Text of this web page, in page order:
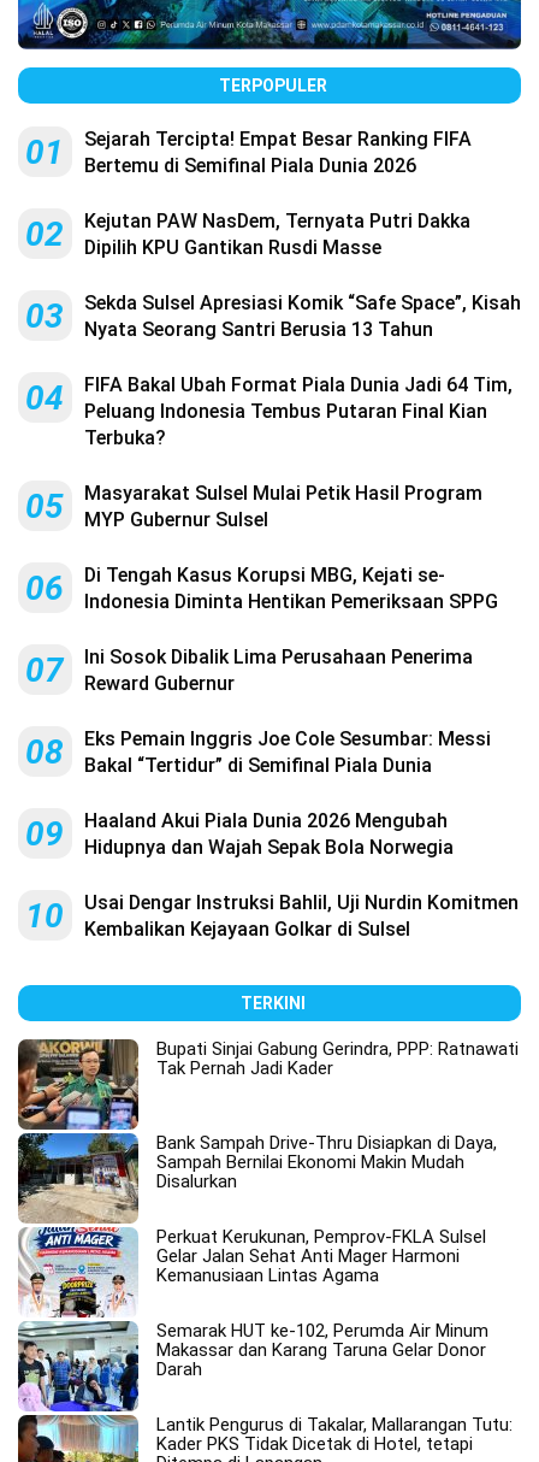
TERPOPULER
01
Sejarah Tercipta! Empat Besar Ranking FIFA
Bertemu di Semifinal Piala Dunia 2026
02
Kejutan PAW NasDem, Ternyata Putri Dakka
Dipilih KPU Gantikan Rusdi Masse
03
Sekda Sulsel Apresiasi Komik “Safe Space”, Kisah
Nyata Seorang Santri Berusia 13 Tahun
04
FIFA Bakal Ubah Format Piala Dunia Jadi 64 Tim,
Peluang Indonesia Tembus Putaran Final Kian
Terbuka?
05
Masyarakat Sulsel Mulai Petik Hasil Program
MYP Gubernur Sulsel
06
Di Tengah Kasus Korupsi MBG, Kejati se-
Indonesia Diminta Hentikan Pemeriksaan SPPG
07
Ini Sosok Dibalik Lima Perusahaan Penerima
Reward Gubernur
08
Eks Pemain Inggris Joe Cole Sesumbar: Messi
Bakal “Tertidur” di Semifinal Piala Dunia
09
Haaland Akui Piala Dunia 2026 Mengubah
Hidupnya dan Wajah Sepak Bola Norwegia
10
Usai Dengar Instruksi Bahlil, Uji Nurdin Komitmen
Kembalikan Kejayaan Golkar di Sulsel
TERKINI
Bupati Sinjai Gabung Gerindra, PPP: Ratnawati
Tak Pernah Jadi Kader
Bank Sampah Drive-Thru Disiapkan di Daya,
Sampah Bernilai Ekonomi Makin Mudah
Disalurkan
Perkuat Kerukunan, Pemprov-FKLA Sulsel
Gelar Jalan Sehat Anti Mager Harmoni
Kemanusiaan Lintas Agama
Semarak HUT ke-102, Perumda Air Minum
Makassar dan Karang Taruna Gelar Donor
Darah
Lantik Pengurus di Takalar, Mallarangan Tutu:
Kader PKS Tidak Dicetak di Hotel, tetapi